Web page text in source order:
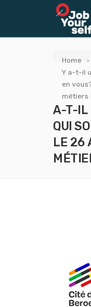
Home
Y a-t-il
en
métiers !
A-T-IL
QUI
LE 26